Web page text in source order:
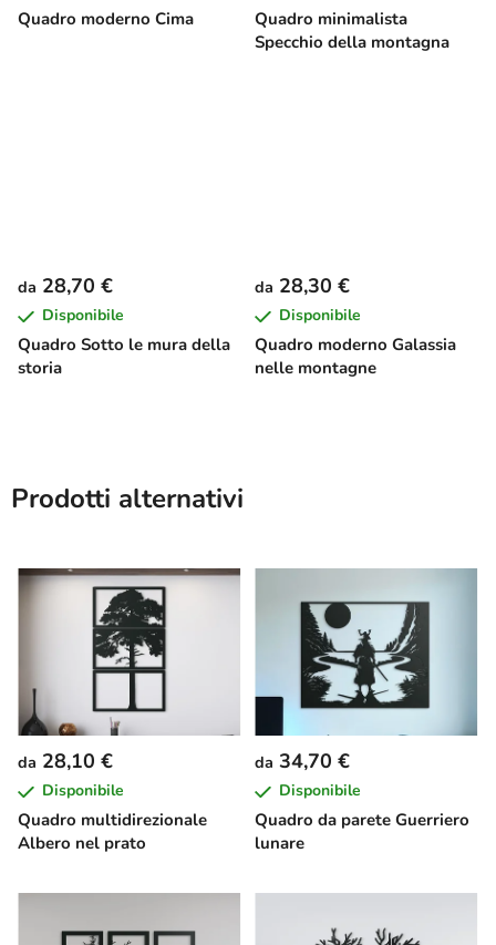
Quadro moderno Cima
Quadro minimalista
Specchio della montagna
Quadro Sotto le mura della
storia
da 28,70 €
Disponibile
Quadro moderno Galassia
nelle montagne
da 28,30 €
Disponibile
Prodotti alternativi
Quadro multidirezionale
Albero nel prato
da 28,10 €
Disponibile
Quadro da parete Guerriero
lunare
da 34,70 €
Disponibile